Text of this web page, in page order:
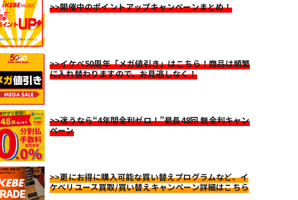
>>開催中のポイントアップキャンペーンまとめ！
>>イケベ50周年「メガ値引き」はこちら！商品は頻繁
に入れ替わりますので、お見逃しなく！
>>迷うなら“4年間金利ゼロ！”最長48回 無金利キャン
ペーン
>>更にお得に購入可能な買い替えプログラムなど、イ
ケベリユース買取/買い替えキャンペーン詳細はこちら